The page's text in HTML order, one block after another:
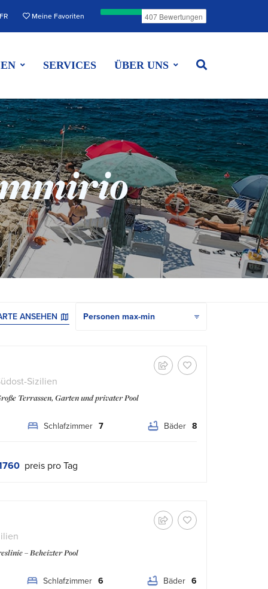
FR Meine Favoriten
SERVICES ÜBER UNS
ANSEHEN
Sizilien
Terrassen, Garten und privater Pool
Schlafzimmer 7 Bäder 8
preis pro Tag
– Beheizter Pool
Schlafzimmer 6 Bäder 6